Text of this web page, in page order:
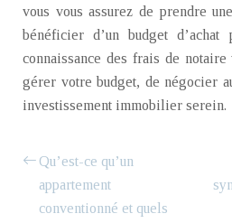
vous vous assurez de prendre
bénéficier d’un budget
connaissance des frais de
gérer votre budget, de négocier
investissement immobilier serein.
Qu’est-ce qu’un
appartement
conventionné et quels